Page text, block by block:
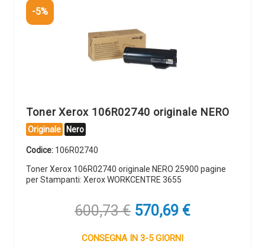
-5%
Toner Xerox 106R02740 originale NERO
Originale Nero
Codice: 106R02740
Toner Xerox 106R02740 originale NERO 25900 pagine
per Stampanti: Xerox WORKCENTRE 3655
600,73€ Il
prezzo
originale
570,69 €Il
CONSEGNA IN 3-5 GIORNI